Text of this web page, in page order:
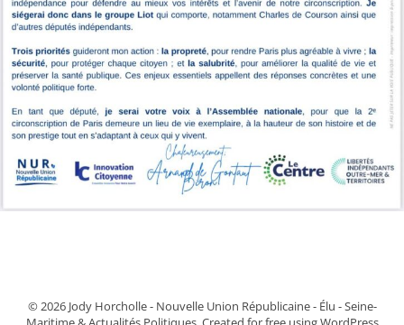
© 2026 Jody Horcholle - Nouvelle Union Républicaine - Élu - Seine-